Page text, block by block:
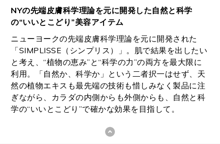
NYの先端皮膚科学理論を元に開発した自然と科学
の“いいとこどり”美容アイテム
ニューヨークの先端皮膚科学理論を元に開発された
「SIMPLISSE（シンプリス）」。肌で結果を出したい
と考え、“植物の恵み”と“科学の力”の両方を最大限に
利用。「自然か、科学か」という二者択一はせず、天
然の植物エキスも最先端の技術も惜しみなく製品に注
ぎながら、カラダの内側からも外側からも、自然と科
学の“いいとこどり”で確かな効果を目指して。